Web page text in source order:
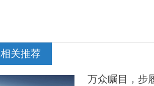
相关推荐
万众瞩目，步